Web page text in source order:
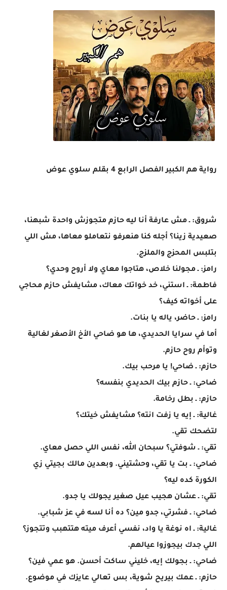
رواية هم الكبير الفصل الرابع 4 بقلم سلوي عوض
شروق: ـ مش عارفة أنا ليه حازم متجوزش واحدة شبهنا،
صعيدية زينا؟ أجله كنا هنعرفو نتعاملو معاها، مش اللي
بتلبس المحزج والملزج.
رامز: ـ مجولنا خلاص، هتاجوا معاي ولا أروح وحدي؟
فاطمة: ـ استني، خد خواتك معاك، مشايفش حازم محاجي
على أخواته كيف؟
رامز: ـ حاضر، ياله يا بنات.
أما في سرايا الحديدي، ها هو ضاحي الأخ الأصغر لغالية
وتوأم روح حازم.
حازم: ـ ضاحي! يا مرحب بيك.
ضاحي: ـ حازم بيك الحديدي بنفسه؟
حازم: ـ بطل رخامة.
غالية: ـ إيه يا زفت انته؟ مشايفش خيتك؟
لتضحك تقي.
تقي: ـ شوفتي؟ سبحان الله، نفس اللي حصل معاي.
ضاحي: ـ بت يا تقي، وحشتيني. وبعدين مالك بجيتي زي
الكورة كده ليه؟
تقي: ـ عشان هجيب عيل صغير يجولك يا جدو.
ضاحي: ـ فشرتي، جدو مين؟ ده أنا لسه في عز شبابي.
غالية: ـ اه نوغة يا واد، نفسي أعرف ميته هتتهبب وتتجوز؟
اللي جدك بيجوزوا عيالهم.
ضاحي: ـ بجولك إيه، خليني ساكت أحسن. هو عمي فين؟
حازم: ـ عمك بيريح شوية، بس تعالي عايزك في موضوع.